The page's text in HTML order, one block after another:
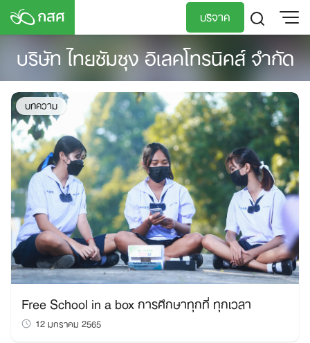
Skip
content
บริจาค
TH
EN
บริษัท ไทยซัมซุง อิเลคโทรนิคส์ จำกัด
บทความ
Free School in a box การศึกษาทุกที่ ทุกเวลา
12 มกราคม 2565